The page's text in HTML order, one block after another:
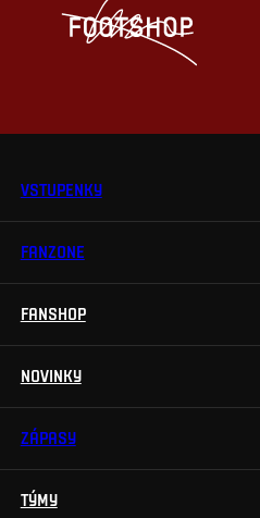
VSTUPENKY
Vstupenky
Handicapovaní fanoušci
FANZONE
Sparta UNLIMITED.
Televizní aplikace
FANSHOP
NOVINKY
ZÁPASY
TÝMY